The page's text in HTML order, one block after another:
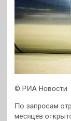
© РИА Новости
По запросам
месяцев